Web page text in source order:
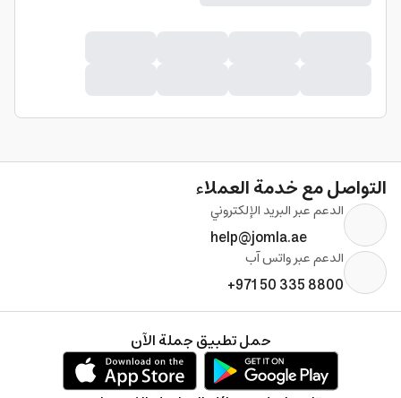
التواصل مع خدمة العملاء
الدعم عبر البريد الإلكتروني
help@jomla.ae
الدعم عبر واتس آب
+971 50 335 8800
حمل تطبيق جملة الآن